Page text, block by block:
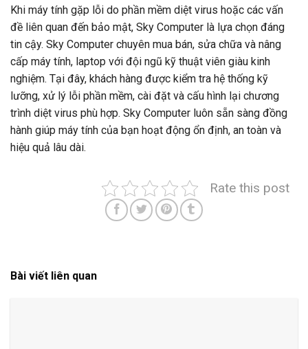
Khi máy tính gặp lỗi do phần mềm diệt virus hoặc các vấn
đề liên quan đến bảo mật, Sky Computer là lựa chọn đáng
tin cậy. Sky Computer chuyên mua bán, sửa chữa và nâng
cấp máy tính, laptop với đội ngũ kỹ thuật viên giàu kinh
nghiệm. Tại đây, khách hàng được kiểm tra hệ thống kỹ
lưỡng, xử lý lỗi phần mềm, cài đặt và cấu hình lại chương
trình diệt virus phù hợp. Sky Computer luôn sẵn sàng đồng
hành giúp máy tính của bạn hoạt động ổn định, an toàn và
hiệu quả lâu dài.
Rate this post
Bài viết liên quan